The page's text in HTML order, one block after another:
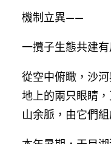
機制立異——
一攬子生態共建
從空中俯瞰，沙
地上的兩只眼睛
山余脈，由它們